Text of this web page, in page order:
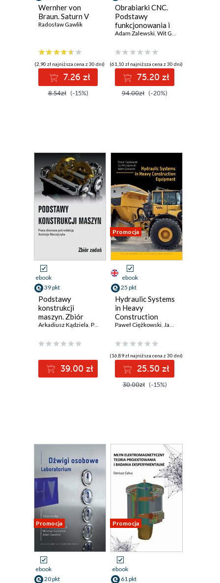
Wernher von
Braun. Saturn V
Radosław Gawlik
(2,90 zł najniższa cena z 30 dni)
7.26 zł
8.54zł (-15%)
Obrabiarki CNC.
Podstawy
funkcjonowania i
programowania
Adam Zalewski, Wit Grzesik
(61,10 zł najniższa cena z 30 dni)
75.20 zł
94.00zł (-20%)
ebook
39 pkt
Podstawy
konstrukcji
maszyn. Zbiór
zadań
Arkadiusz Kądziela, Przemysław Kubiak ,Maciej Kuchar
39.00 zł
Promocja
ebook
25 pkt
Hydraulic Systems
in Heavy
Construction
Equipment
Paweł Ciężkowski, Jan Maciejewski
(16,89 zł najniższa cena z 30 dni)
25.50 zł
30.00zł (-15%)
Promocja
ebook
20 pkt
Promocja
ebook
61 pkt